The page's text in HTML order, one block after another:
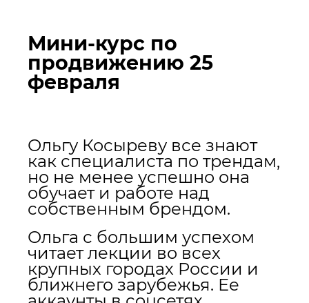
Мини-курс по
продвижению 25
февраля
Ольгу Косыреву все знают
как специалиста по трендам,
но не менее успешно она
обучает и работе над
собственным брендом.
Ольга с большим успехом
читает лекции во всех
крупных городах России и
ближнего зарубежья. Ее